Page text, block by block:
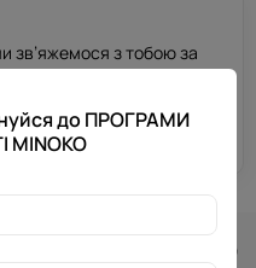
зв’яжемося з тобою за
до ПРОГРАМИ